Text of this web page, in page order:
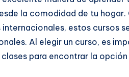
la comodidad de tu
estos cursos
Al elegir un curso, es
para encontrar la